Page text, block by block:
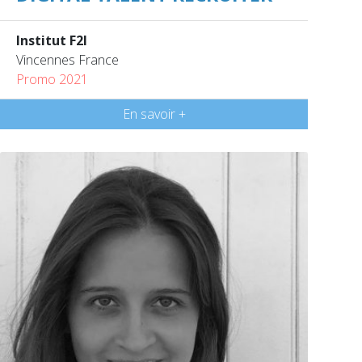
Institut F2I
Vincennes France
Promo 2021
En savoir +